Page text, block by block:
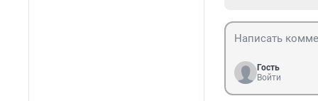
Гость
Войти